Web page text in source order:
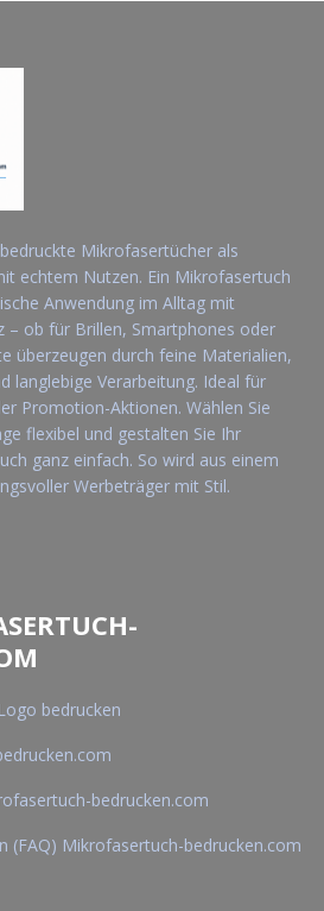
Mikrofasertücher als
echtem Nutzen. Ein Mikrofasertuch
Anwendung im Alltag mit
– ob für Brillen, Smartphones oder
überzeugen durch feine Materialien,
langlebige Verarbeitung. Ideal für
Promotion-Aktionen. Wählen Sie
flexibel und gestalten Sie Ihr
ganz einfach. So wird aus einem
Werbeträger mit Stil.
bedrucken
bedrucken.com
(FAQ) Mikrofasertuch-bedrucken.com